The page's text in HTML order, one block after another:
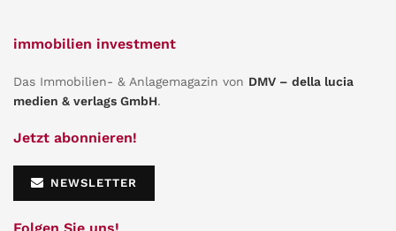
immobilien investment
Das Immobilien- & Anlagemagazin von DMV – della lucia
medien & verlags GmbH.
Jetzt abonnieren!
NEWSLETTER